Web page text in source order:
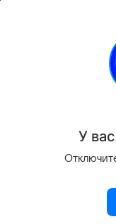
2015-м —
воспитывает 7-
девочкой —
носить
У